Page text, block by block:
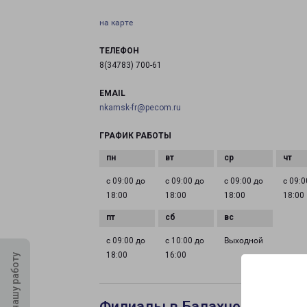
на карте
ТЕЛЕФОН
8(34783) 700-61
EMAIL
nkamsk-fr@pecom.ru
ГРАФИК РАБОТЫ
с 09:00 до
18:00
с 09:00 до
18:00
с 09:00 до
18:00
с
18:00
с 09:00 до
18:00
с 10:00 до
16:00
Выходной